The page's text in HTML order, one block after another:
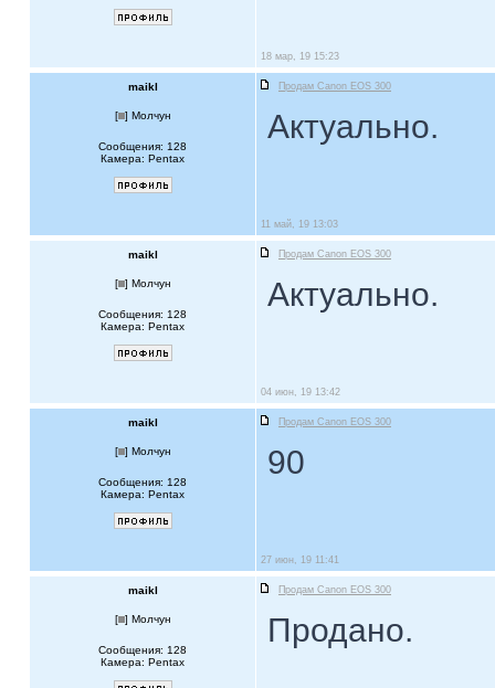
18 мар, 19 15:23
maikl Продам Canon EOS 300
[ ] Молчун
Сообщения: 128
Камера: Pentax
Актуально.
11 май, 19 13:03
maikl Продам Canon EOS 300
[ ] Молчун
Сообщения: 128
Камера: Pentax
Актуально.
04 июн, 19 13:42
maikl Продам Canon EOS 300
[ ] Молчун
Сообщения: 128
Камера: Pentax
90
27 июн, 19 11:41
maikl Продам Canon EOS 300
[ ] Молчун
Сообщения: 128
Камера: Pentax
Продано.